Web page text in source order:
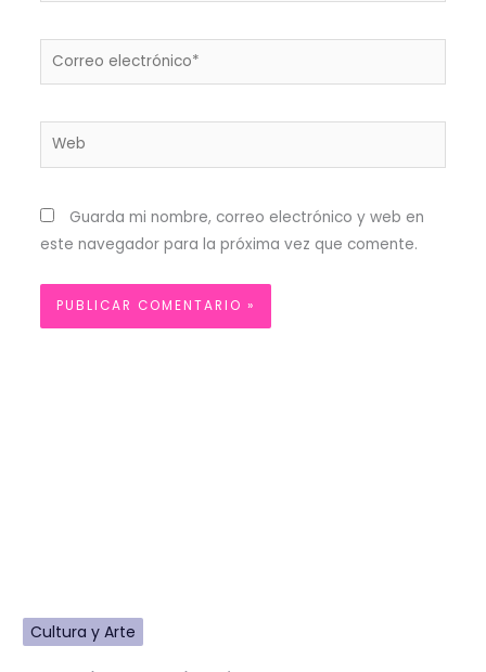
Correo
Web
Guarda mi nombre, correo electrónico y web en
este navegador para la próxima vez que comente.
Cultura y Arte